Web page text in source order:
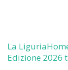
La
Edizione 2026